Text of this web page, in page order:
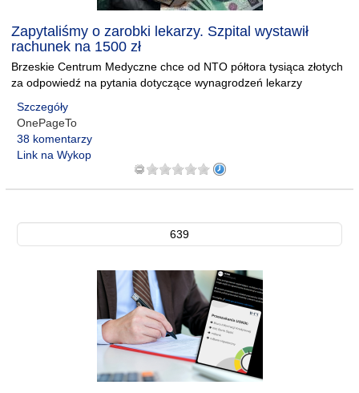
Zapytaliśmy o zarobki lekarzy. Szpital wystawił
rachunek na 1500 zł
Brzeskie Centrum Medyczne chce od NTO półtora tysiąca złotych
za odpowiedź na pytania dotyczące wynagrodzeń lekarzy
Szczegóły
OnePageTo
38 komentarzy
Link na Wykop
639